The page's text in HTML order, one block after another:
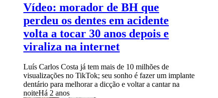
Vídeo: morador de BH que
perdeu os dentes em acidente
volta a tocar 30 anos depois e
viraliza na internet
Luís Carlos Costa já tem mais de 10 milhões de
visualizações no TikTok; seu sonho é fazer um implante
dentário para melhorar a dicção e voltar a cantar na
noiteHá 2 anos